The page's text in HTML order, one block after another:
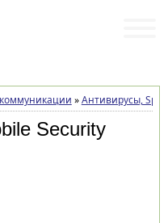
»Антивирусы,
Security